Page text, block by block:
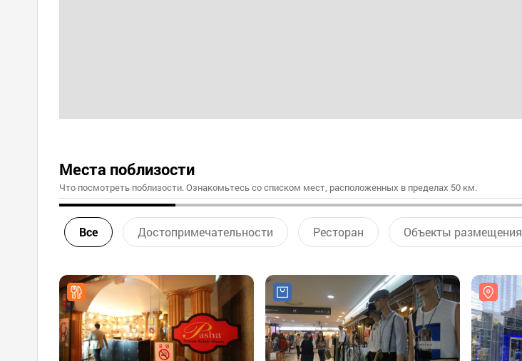
Места поблизости
Что посмотреть поблизости. Ознакомьтесь со списком мест, расположенных в пределах 50 км.
Все Достопримечательности Ресторан Объекты размещения